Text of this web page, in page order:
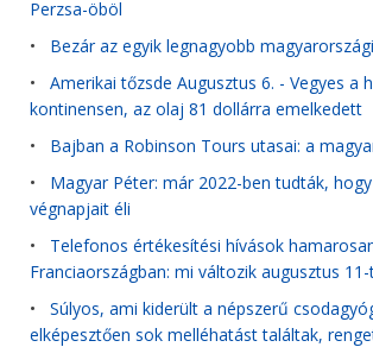
Perzsa-öböl
• Bezár az egyik legnagyobb
• Amerikai tőzsde Augusztus 6. - Vegyes a
kontinensen, az olaj 81 dollárra emelkedett
• Bajban a Robinson Tours utasai: a
• Magyar Péter: már 2022-ben tudták,
végnapjait éli
• Telefonos értékesítési hívások
Franciaországban: mi változik augusztus
• Súlyos, ami kiderült a népszerű
elképesztően sok melléhatást találtak,